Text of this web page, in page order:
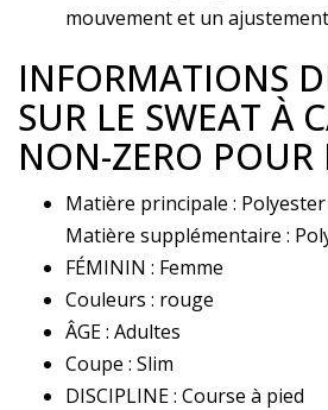
mouvement et un
INFORMATIONS
SUR LE SWEAT À
NON-ZERO POUR
Matière principale : Polyester
Matière supplémentaire :
FÉMININ : Femme
Couleurs : rouge
ÂGE : Adultes
Coupe : Slim
DISCIPLINE : Course à pied